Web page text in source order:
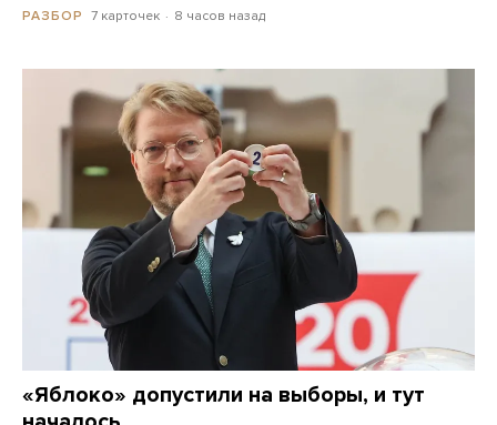
РАЗБОР 7 карточек 8 часов назад
«Яблоко» допустили на выборы, и тут